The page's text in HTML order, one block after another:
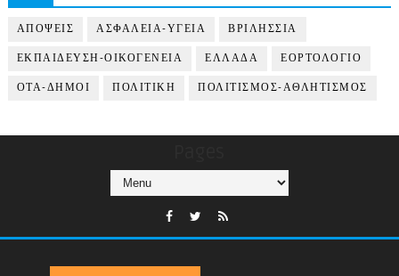
ΑΠΟΨΕΙΣ ΑΣΦΑΛΕΙΑ-ΥΓΕΙΑ ΒΡΙΛΗΣΣΙΑ
ΕΚΠΑΙΔΕΥΣΗ-ΟΙΚΟΓΕΝΕΙΑ ΕΛΛΑΔΑ ΕΟΡΤΟΛΟΓΙΟ
ΟΤΑ-ΔΗΜΟΙ ΠΟΛΙΤΙΚΗ ΠΟΛΙΤΙΣΜΟΣ-ΑΘΛΗΤΙΣΜΟΣ